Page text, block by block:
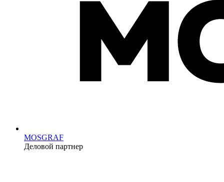
MOSGRAF
Деловой партнер